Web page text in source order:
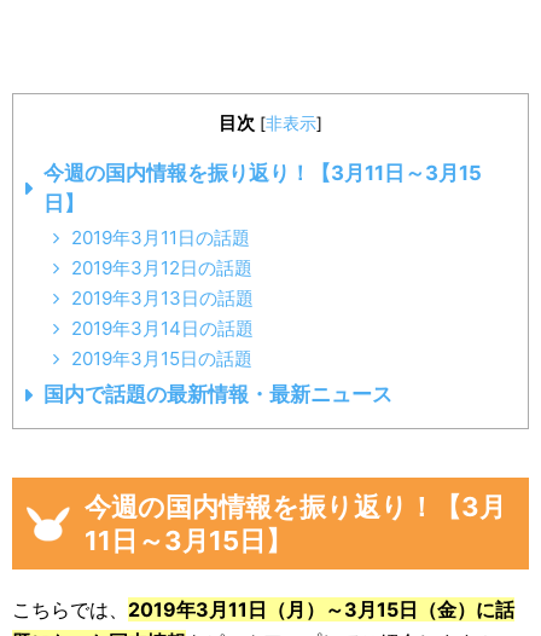
目次 [非表示]
今週の国内情報を振り返り！【3月11日～3月15
日】
2019年3月11日の話題
2019年3月12日の話題
2019年3月13日の話題
2019年3月14日の話題
2019年3月15日の話題
国内で話題の最新情報・最新ニュース
今週の国内情報を振り返り！【3月
11日～3月15日】
こちらでは、 2019年3月11日（月）～3月15日（金）に話